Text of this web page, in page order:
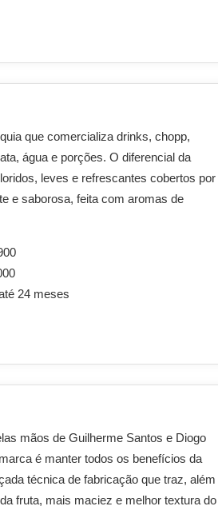
que comercializa drinks, chopp,
água e porções. O diferencial da
leves e refrescantes cobertos por
e saborosa, feita com aromas de
24 meses
mãos de Guilherme Santos e Diogo
é manter todos os benefícios da
técnica de fabricação que traz, além
fruta, mais maciez e melhor textura do